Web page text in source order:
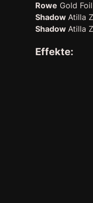
Rowe Gold
Shadow Atilla
Shadow Atilla
Effekte: